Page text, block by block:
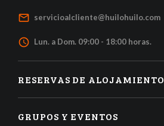
mail_outline servicioalcliente@huilohuilo.com
access_time Lun. a Dom. 09:00 - 18:00 horas.
RESERVAS DE ALOJAMIENTO
GRUPOS Y EVENTOS